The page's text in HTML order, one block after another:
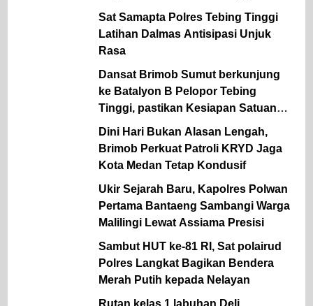
Polsek Semidang Aji
Sat Samapta Polres Tebing Tinggi
Latihan Dalmas Antisipasi Unjuk
Rasa
Dansat Brimob Sumut berkunjung
ke Batalyon B Pelopor Tebing
Tinggi, pastikan Kesiapan Satuan
dan dukung ketahanan Pangan
Dini Hari Bukan Alasan Lengah,
Brimob Perkuat Patroli KRYD Jaga
Kota Medan Tetap Kondusif
Ukir Sejarah Baru, Kapolres Polwan
Pertama Bantaeng Sambangi Warga
Malilingi Lewat Assiama Presisi
Sambut HUT ke-81 RI, Sat polairud
Polres Langkat Bagikan Bendera
Merah Putih kepada Nelayan
Rutan kelas 1 labuhan Deli